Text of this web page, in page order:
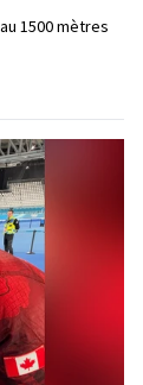
1500 mètres